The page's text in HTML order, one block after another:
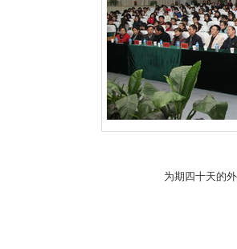
为期四十天的